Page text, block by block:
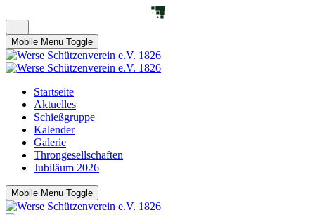
Mobile Menu Toggle
Startseite
Aktuelles
Schießgruppe
Kalender
Galerie
Throngesellschaften
Jubiläum 2026
Mobile Menu Toggle